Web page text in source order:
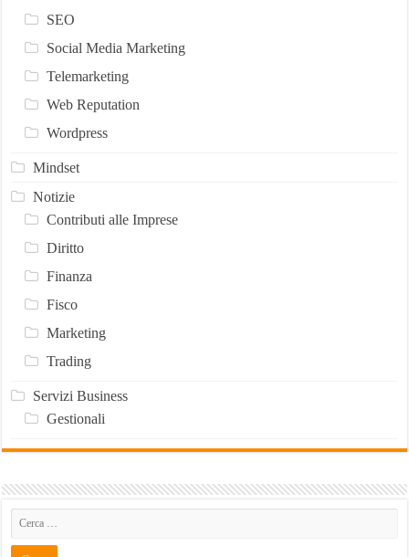
SEO
Social Media Marketing
Telemarketing
Web Reputation
Wordpress
Mindset
Notizie
Contributi alle Imprese
Diritto
Finanza
Fisco
Marketing
Trading
Servizi Business
Gestionali